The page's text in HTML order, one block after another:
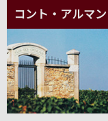
コント・アルマン